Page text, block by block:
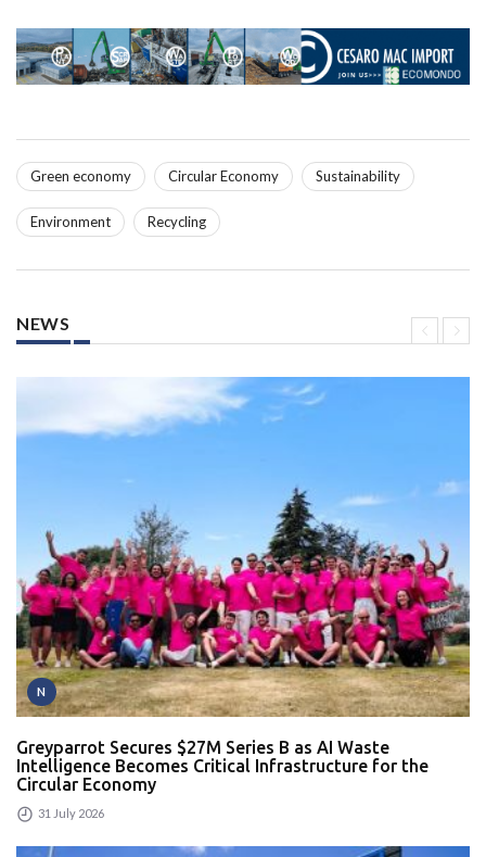
Green economy Circular Economy Sustainability
Environment Recycling
NEWS
N
Greyparrot Secures $27M Series B as AI Waste
Intelligence Becomes Critical Infrastructure for the
Circular Economy
31 July 2026